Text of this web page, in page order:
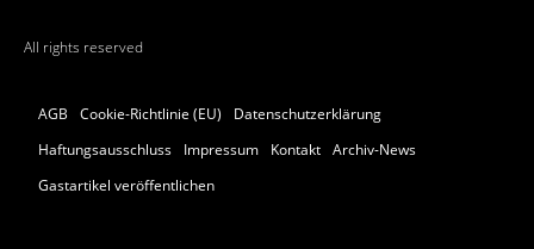
All rights reserved
AGB Cookie-Richtlinie (EU)
Datenschutzerklärung
Haftungsausschluss
Impressum Kontakt Archiv-News
Gastartikel veröffentlichen